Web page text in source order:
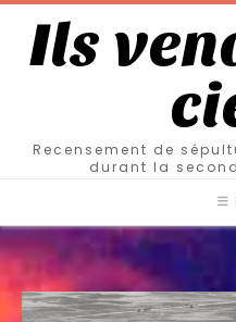
Ils
Recensement de
durant la